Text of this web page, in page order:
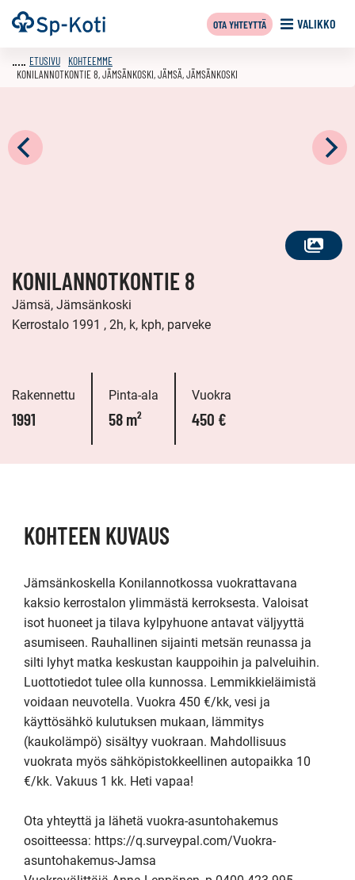
Siirry
sisältöön
Etusivu VALIKKO
OTA YHTEYTTÄ
KATSO
ETUSIVU
KOHTEEMME
KONILANNOTKONTIE 8, JÄMSÄNKOSKI, JÄMSÄ, JÄMSÄNKOSKI
KONILANNOTKONTIE 8
Jämsä, Jämsänkoski
Kerrostalo 1991 , 2h, k, kph, parveke
Rakennettu
1991
Pinta-ala
58 m²
Vuokra
450 €
KOHTEEN KUVAUS
Jämsänkoskella Konilannotkossa vuokrattavana
kaksio kerrostalon ylimmästä kerroksesta. Valoisat
isot huoneet ja tilava kylpyhuone antavat väljyyttä
asumiseen. Rauhallinen sijainti metsän reunassa ja
silti lyhyt matka keskustan kauppoihin ja palveluihin.
Luottotiedot tulee olla kunnossa. Lemmikkieläimistä
voidaan neuvotella. Vuokra 450 €/kk, vesi ja
käyttösähkö kulutuksen mukaan, lämmitys
(kaukolämpö) sisältyy vuokraan. Mahdollisuus
vuokrata myös sähköpistokkeellinen autopaikka 10
€/kk. Vakuus 1 kk. Heti vapaa!
Ota yhteyttä ja lähetä vuokra-asuntohakemus
osoitteessa: https://q.surveypal.com/Vuokra-
asuntohakemus-Jamsa